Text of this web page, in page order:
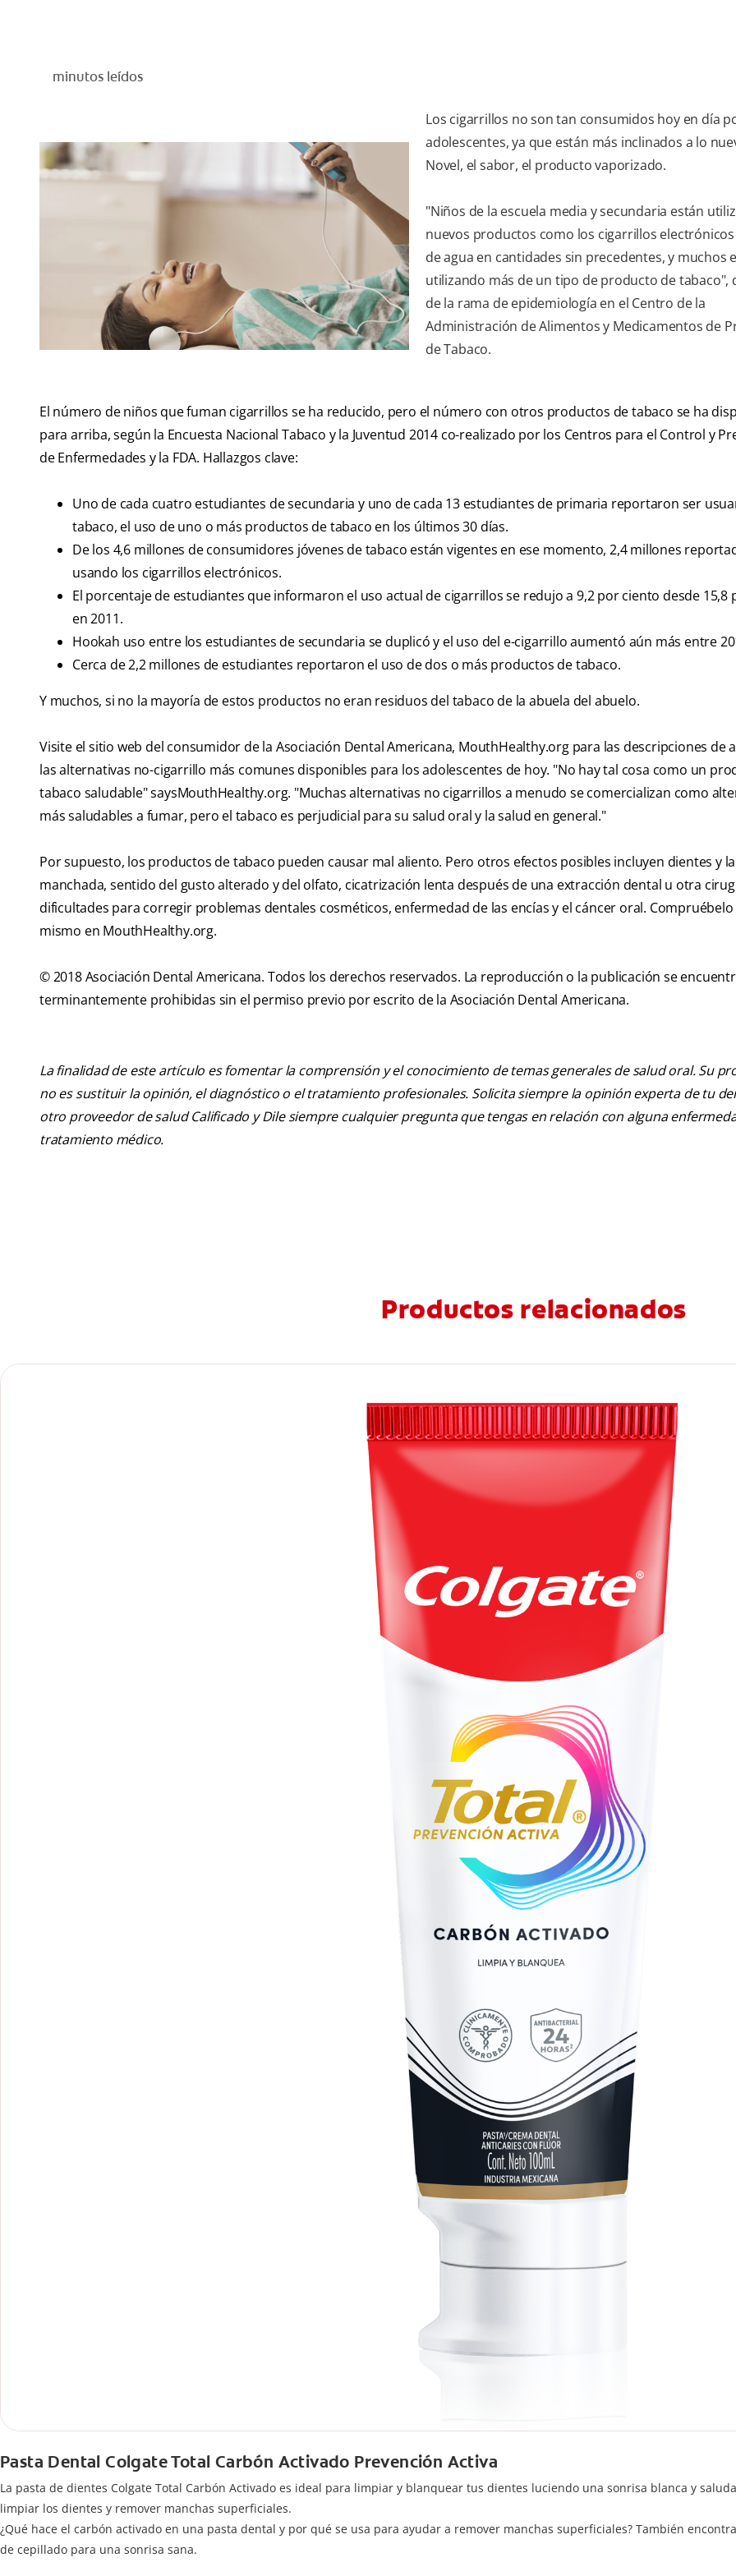
minutos leídos
Los cigarrillos no son tan consumidos hoy en día
adolescentes, ya que están más inclinados a lo
Novel, el sabor, el producto vaporizado.
"Niños de la escuela media y secundaria están
nuevos productos como los cigarrillos
de agua en cantidades sin precedentes, y muchos
utilizando más de un tipo de producto de tabaco",
de la rama de epidemiología en el Centro de la
Administración de Alimentos y Medicamentos de
de Tabaco.
El número de niños que fuman cigarrillos se ha reducido, pero el número con otros productos de tabaco se ha
para arriba, según la Encuesta Nacional Tabaco y la Juventud 2014 co-realizado por los Centros para el Control y
de Enfermedades y la FDA. Hallazgos clave:
Uno de cada cuatro estudiantes de secundaria y uno de cada 13 estudiantes de primaria reportaron ser
tabaco, el uso de uno o más productos de tabaco en los últimos 30 días.
De los 4,6 millones de consumidores jóvenes de tabaco están vigentes en ese momento, 2,4 millones
usando los cigarrillos electrónicos.
El porcentaje de estudiantes que informaron el uso actual de cigarrillos se redujo a 9,2 por ciento desde 15,8
en 2011.
Hookah uso entre los estudiantes de secundaria se duplicó y el uso del e-cigarrillo aumentó aún más entre
Cerca de 2,2 millones de estudiantes reportaron el uso de dos o más productos de tabaco.
Y muchos, si no la mayoría de estos productos no eran residuos del tabaco de la abuela del abuelo.
Visite el sitio web del consumidor de la Asociación Dental Americana, MouthHealthy.org para las descripciones de
las alternativas no-cigarrillo más comunes disponibles para los adolescentes de hoy. "No hay tal cosa como un
tabaco saludable" saysMouthHealthy.org. "Muchas alternativas no cigarrillos a menudo se comercializan como
más saludables a fumar, pero el tabaco es perjudicial para su salud oral y la salud en general."
Por supuesto, los productos de tabaco pueden causar mal aliento. Pero otros efectos posibles incluyen dientes y
manchada, sentido del gusto alterado y del olfato, cicatrización lenta después de una extracción dental u otra
dificultades para corregir problemas dentales cosméticos, enfermedad de las encías y el cáncer oral.
mismo en MouthHealthy.org.
© 2018 Asociación Dental Americana. Todos los derechos reservados. La reproducción o la publicación se
terminantemente prohibidas sin el permiso previo por escrito de la Asociación Dental Americana.
La finalidad de este artículo es fomentar la comprensión y el conocimiento de temas generales de salud oral. Su
no es sustituir la opinión, el diagnóstico o el tratamiento profesionales. Solicita siempre la opinión experta de tu
otro proveedor de salud Calificado y Dile siempre cualquier pregunta que tengas en relación con alguna
tratamiento médico.
Productos relacionados
Pasta Dental Colgate Total Carbón Activado Prevención Activa
La pasta de dientes Colgate Total Carbón Activado es ideal para limpiar y blanquear tus dientes luciendo una sonrisa blanca y
limpiar los dientes y remover manchas superficiales.
¿Qué hace el carbón activado en una pasta dental y por qué se usa para ayudar a remover manchas superficiales? También
de cepillado para una sonrisa sana.